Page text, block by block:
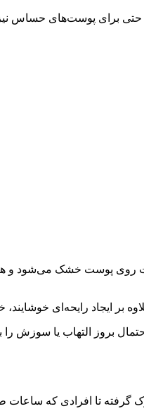
حتی برای پوست‌های حساس
روی پوست خشک می‌شود و
بر ایجاد رایحه‌ای
بروز التهاب یا سوزش
گرفته تا افرادی که